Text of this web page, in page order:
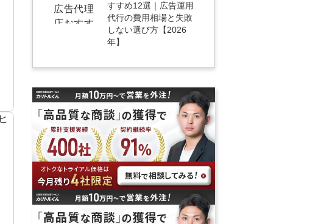
すすめ12選｜広告運用
代行の費用相場と失敗
しない選び方【2026
年】